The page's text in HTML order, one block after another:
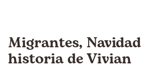
Migrantes,
historia de Vivian